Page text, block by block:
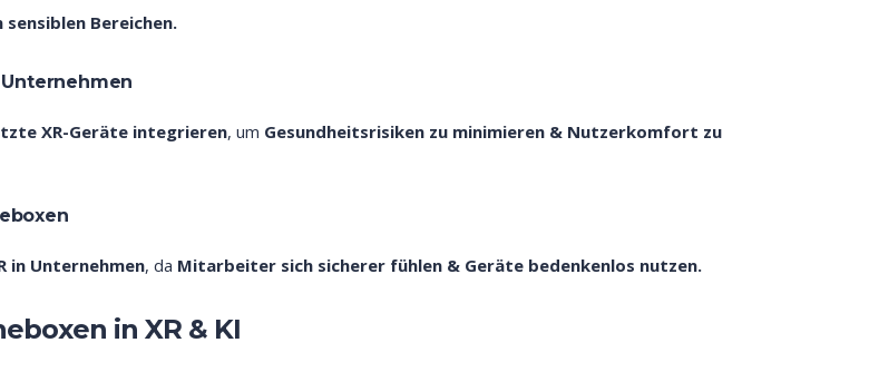
sensiblen Bereichen.
XR-Geräte integrieren, um Gesundheitsrisiken zu minimieren & Nutzerkomfort zu
in Unternehmen, da Mitarbeiter sich sicherer fühlen & Geräte bedenkenlos nutzen.
in XR & KI